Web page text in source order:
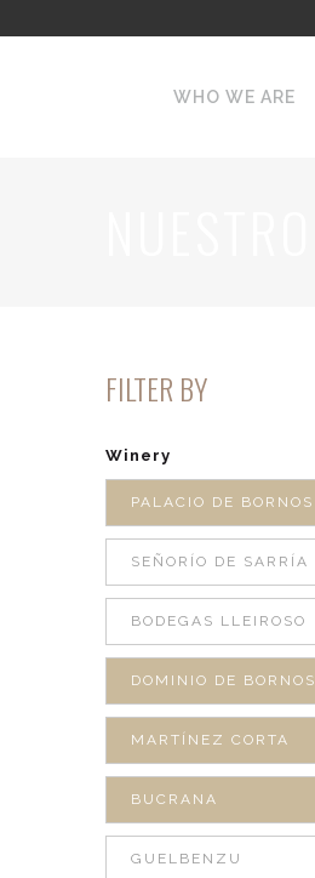
WHO WE ARE
FILTER BY
Winery
PALACIO DE BORNOS
SEÑORÍO DE SARRÍA
BODEGAS LLEIROSO
DOMINIO DE BORNOS
MARTÍNEZ CORTA
BUCRANA
GUELBENZU